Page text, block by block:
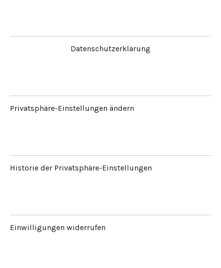
Datenschutzerklärung
Privatsphäre-Einstellungen ändern
Historie der Privatsphäre-Einstellungen
Einwilligungen widerrufen